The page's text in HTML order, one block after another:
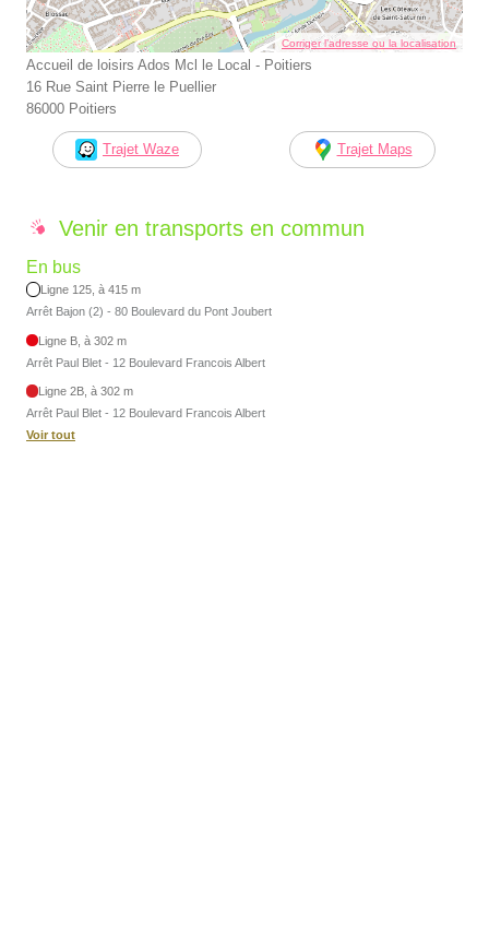
Corriger l’adresse ou la localisation
Accueil de loisirs Ados Mcl le Local - Poitiers
16 Rue Saint Pierre le Puellier
86000 Poitiers
Trajet Waze Trajet Maps
Venir en transports en commun
En bus
Ligne 125, à 415 m
Arrêt Bajon (2) - 80 Boulevard du Pont Joubert
Ligne B, à 302 m
Arrêt Paul Blet - 12 Boulevard Francois Albert
Ligne 2B, à 302 m
Arrêt Paul Blet - 12 Boulevard Francois Albert
Voir tout